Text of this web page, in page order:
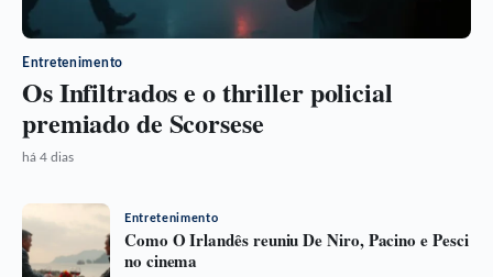
Entretenimento
Os Infiltrados e o thriller policial
premiado de Scorsese
há 4 dias
Entretenimento
Como O Irlandês reuniu De Niro, Pacino e Pesci
no cinema